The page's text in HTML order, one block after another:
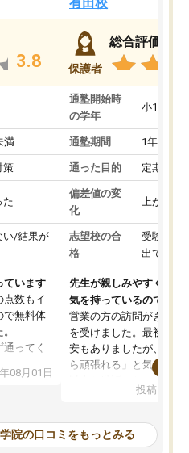
3.8
満
策
た
い/結果が
ています
点数もイ
で無料体
ってく
笑顔で対
の時間帯
手狭では
08月01日
保護者
総合評価
通塾開始時
の学年
小1
通塾期間 1年以上
通った目的 定期テス
偏差値の変
化
上がった
志望校の合
格
受験して
出ていな
先生が親しみやすく勉強
気を持っているので安心
営業の方の訪問がきっか
を受けました。最初は続
安もありましたが、子ど
ら頑張れる」と気に入り
ても分かりやすく、学
方を丁寧に教えてくださ
が深まっていると感じま
投稿日：
院の口コミをもっとみる